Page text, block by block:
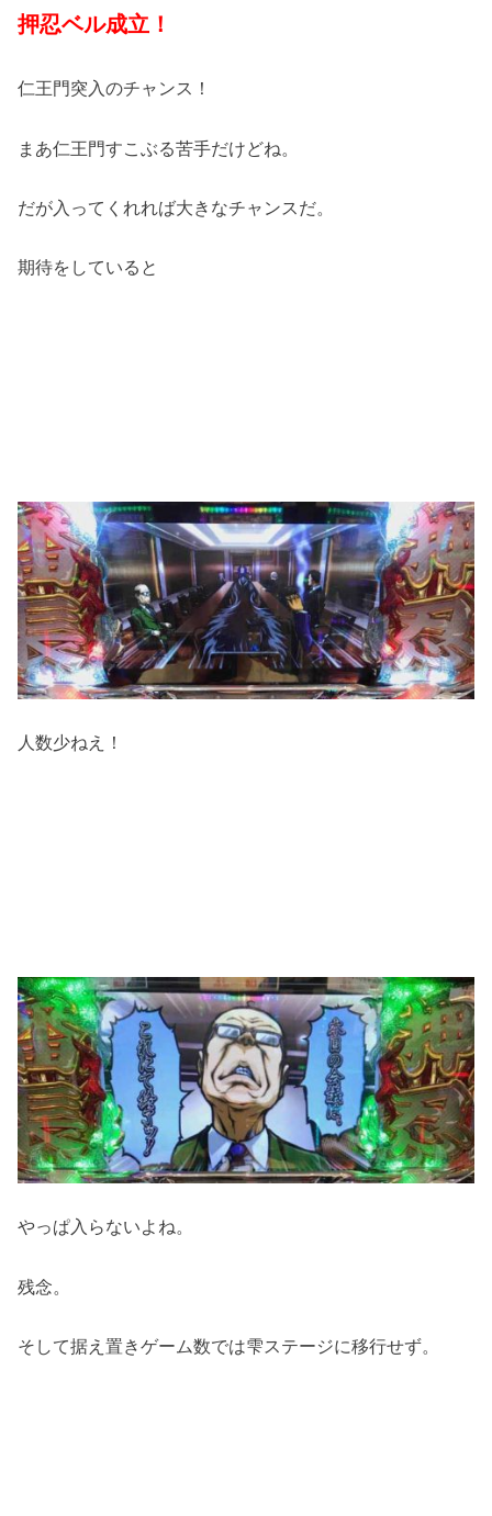
押忍ベル成立！
仁王門突入のチャンス！
まあ仁王門すこぶる苦手だけどね。
だが入ってくれれば大きなチャンスだ。
期待をしていると
人数少ねえ！
やっぱ入らないよね。
残念。
そして据え置きゲーム数では雫ステージに移行せず。